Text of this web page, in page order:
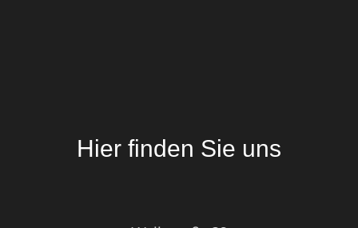
Hier finden Sie uns